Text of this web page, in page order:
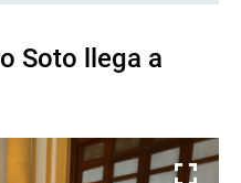
Soto llega a